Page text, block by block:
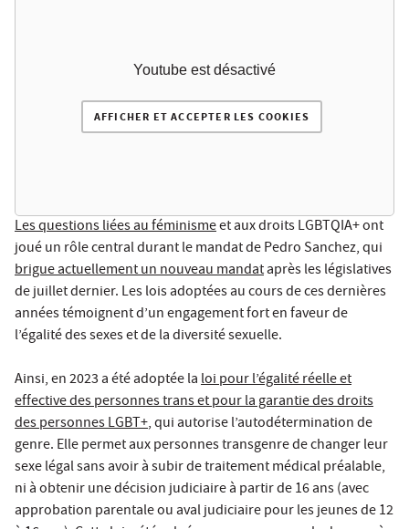
Youtube est désactivé
AFFICHER ET ACCEPTER LES COOKIES
Les questions liées au féminismeet aux droits LGBTQIA+ ont
joué un rôle central durant le mandat de Pedro Sanchez, qui
brigue actuellement un nouveau mandataprès les législatives
de juillet dernier. Les lois adoptées au cours de ces dernières
années témoignent d’un engagement fort en faveur de
l’égalité des sexes et de la diversité sexuelle.
Ainsi, en 2023 a été adoptée laloi pour l’égalité réelle et
effective des personnes trans et pour la garantie des droits
des personnes LGBT+, qui autorise l’autodétermination de
genre. Elle permet aux personnes transgenre de changer leur
sexe légal sans avoir à subir de traitement médical préalable,
ni à obtenir une décision judiciaire à partir de 16 ans (avec
approbation parentale ou aval judiciaire pour les jeunes de 12